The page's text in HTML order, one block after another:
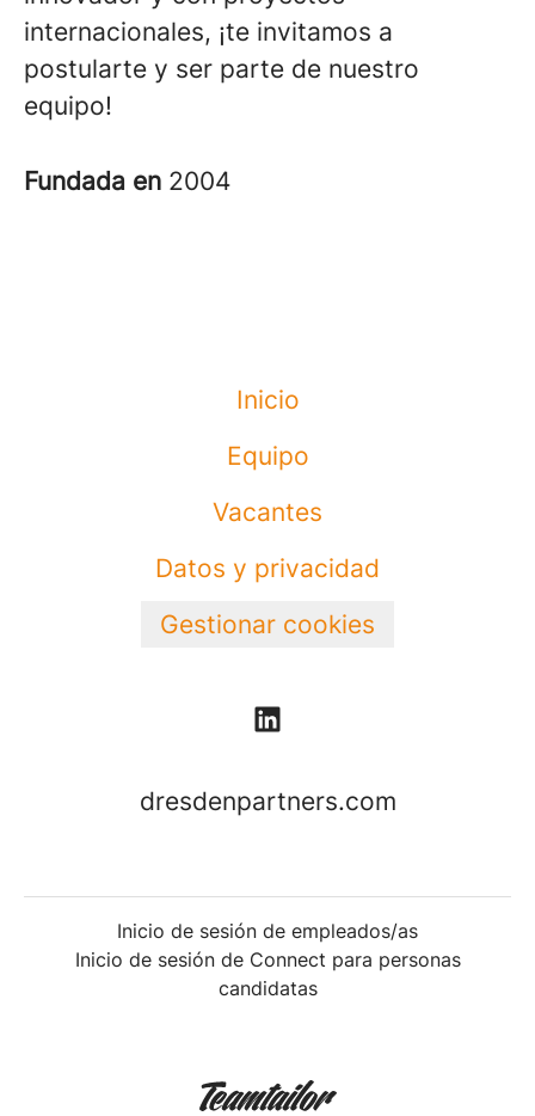
internacionales, ¡te invitamos a
postularte y ser parte de nuestro
equipo!
Fundada en 2004
Inicio
Equipo
Vacantes
Datos y privacidad
Gestionar cookies
dresdenpartners.com
Inicio de sesión de empleados/as
Inicio de sesión de Connect para personas
candidatas